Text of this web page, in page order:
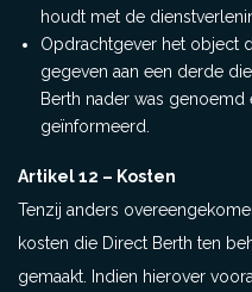
houdt met de
Opdrachtgever het object
gegeven aan een derde
Berth nader was
geïnformeerd.
Artikel 12 – Kosten
Tenzij anders
kosten die Direct Berth ten
gemaakt. Indien hierover